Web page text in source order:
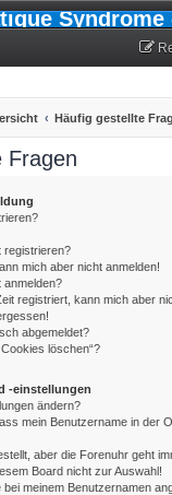
Syndrome
Häufig gestellte
Fragen
registrieren?
mich aber nicht anmelden!
anmelden?
registriert, kann mich aber
abgemeldet?
löschen“?
-einstellungen
ändern?
mein Benutzername in der
aber die Forenuhr geht
Board nicht zur Auswahl!
meinem Benutzernamen